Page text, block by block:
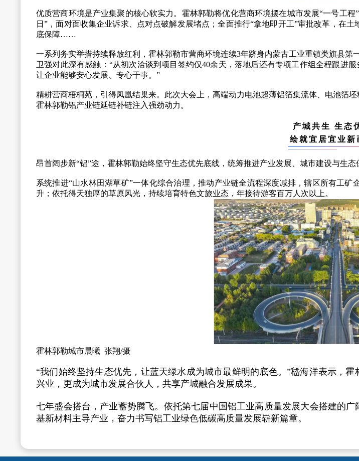
优质营商环境是产业集聚的核心软实力。霍林郭勒将优化营商环境摆在城市发展“一号工
日”，面对面收集企业诉求、点对点破解发展堵点；全面推行“拿地即开工”审批改革，在
底保障……
一系列务实举措持续释放红利，霍林郭勒市营商环境连续3年跻身内蒙古工业重镇类旗县
卫强对此深有感触：“从初次洽谈到项目签约仅40余天，落地后还有专项工作组全程跟进
让企业能够安心发展、专心干事。”
精耕营商梧桐苑，引得凤凰结巢来。此次大会上，高端动力电池超薄铝箔集流体、电池箔
霍林郭勒铝产业链延链补链注入强劲动力。
产城共生 生态
绘就宜居宜业新
昂首阔步新“铝”途，霍林郭勒始终坚守生态优先底线，统筹推进产业发展、城市建设与生
系统推进“山水林田湖草矿”一体化综合治理，推动产业链全流程深度减排，辖区所有工
升；依托得天独厚的草原风光，持续培育特色文旅业态，年接待游客百万人次以上。
霍林郭勒城市晨曦 张翔/摄
“我们始终坚持生态优先，让蓝天绿水成为城市最鲜明的底色。”嵇海洋表示，
兴业，更成为城市发展合伙人，共享产城融合发展成果。
七年盛会搭台，产业蓄势腾飞。依托第七届中国铝工业高质量发展大会搭建的
基新材料主导产业，奋力书写铝工业绿色低碳高质量发展崭新篇章。